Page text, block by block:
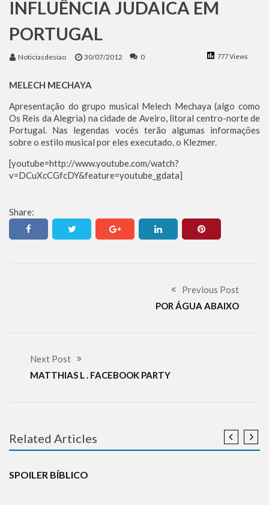
Benjamin Netanyahu faz discurso impactante no Congresso da JNS 2026
INFLUÊNCIA JUDAICA EM
PORTUGAL
Noticiasdesiao 30/07/2012 777 Views
0
MELECH MECHAYA
Apresentação do grupo musical Melech Mechaya (algo como
Os Reis da Alegria) na cidade de Aveiro, litoral centro-norte de
Portugal. Nas legendas vocês terão algumas informações
sobre o estilo musical por eles executado, o Klezmer.
[youtube=http://www.youtube.com/watch?
v=DCuXcCGfcDY&feature=youtube_gdata]
Share:
Previous Post
POR ÁGUA ABAIXO
Next Post
MATTHIAS L . FACEBOOK PARTY
Related Articles
SPOILER BÍBLICO